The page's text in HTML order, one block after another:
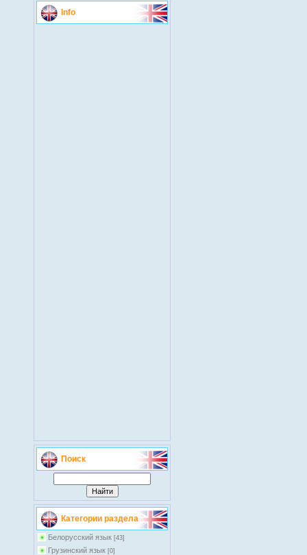
Info
Поиск
Категории раздела
Белорусский язык [43]
Грузинский язык [0]